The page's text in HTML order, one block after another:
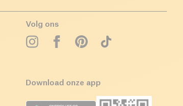
Volg ons
Download onze app